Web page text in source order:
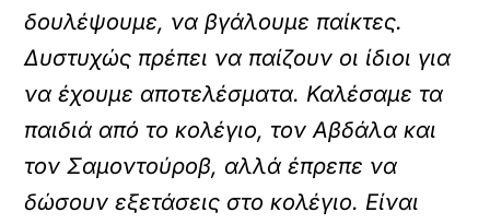
δουλέψουμε, να βγάλουμε παίκτες.
Δυστυχώς πρέπει να παίζουν οι ίδιοι για
να έχουμε αποτελέσματα. Καλέσαμε τα
παιδιά από το κολέγιο, τον Αβδάλα και
τον Σαμοντούροβ, αλλά έπρεπε να
δώσουν εξετάσεις στο κολέγιο. Είναι